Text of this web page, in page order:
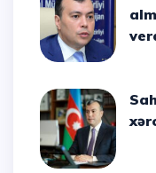
Sahil Babayev: Pensiya